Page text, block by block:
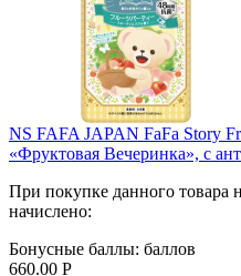
NS FAFA JAPAN FaFa Story
«Фруктовая Вечеринка», с
При покупке данного товара
начислено:
Бонусные баллы: баллов
660.00 Р